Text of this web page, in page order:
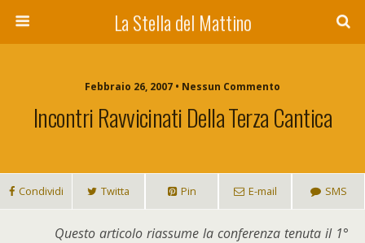
La Stella del Mattino
Febbraio 26, 2007 • Nessun Commento
Incontri Ravvicinati Della Terza Cantica
Condividi Twitta Pin E-mail SMS
Questo articolo riassume la conferenza tenuta il 1°